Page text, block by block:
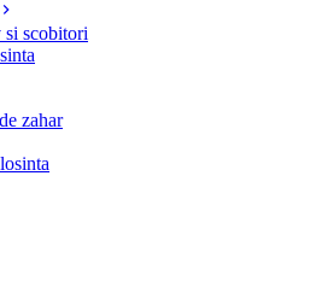
scobitori
zahar